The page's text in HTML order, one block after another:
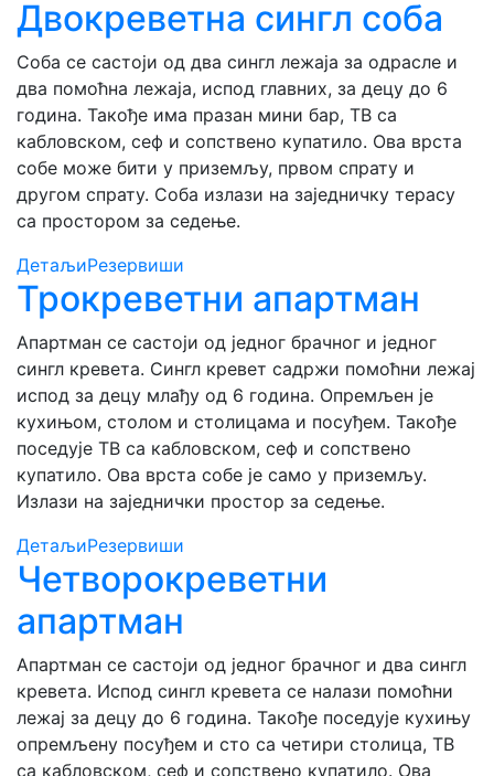
Двокреветна сингл соба
Соба се састоји од два сингл лежаја за одрасле и
два помоћна лежаја, испод главних, за децу до 6
година. Такође има празан мини бар, ТВ са
кабловском, сеф и сопствено купатило. Ова врста
собе може бити у приземљу, првом спрату и
другом спрату. Соба излази на заједничку терасу
са простором за седење.
ДетаљиРезервиши
Трокреветни апартман
Апартман се састоји од једног брачног и једног
сингл кревета. Сингл кревет садржи помоћни лежај
испод за децу млађу од 6 година. Опремљен је
кухињом, столом и столицама и посуђем. Такође
поседује ТВ са кабловском, сеф и сопствено
купатило. Ова врста собе је само у приземљу.
Излази на заједнички простор за седење.
ДетаљиРезервиши
Четворокреветни
апартман
Апартман се састоји од једног брачног и два сингл
кревета. Испод сингл кревета се налази помоћни
лежај за децу до 6 година. Такође поседује кухињу
опремљену посуђем и сто са четири столица, ТВ
са кабловском, сеф и сопствено купатило. Ова